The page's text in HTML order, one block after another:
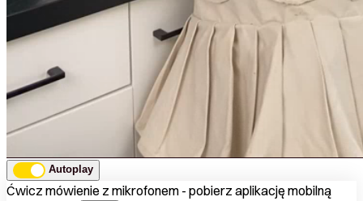
Autoplay
Ćwicz mówienie z mikrofonem - pobierz aplikację mobilną